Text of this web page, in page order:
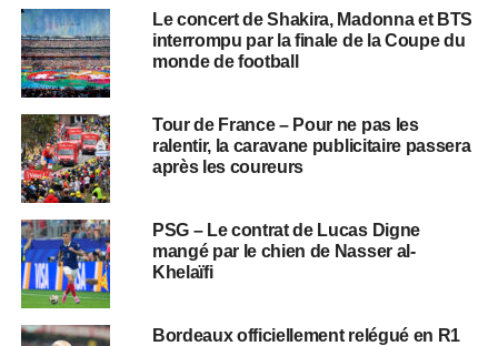
Le concert de Shakira, Madonna et BTS
interrompu par la finale de la Coupe du
monde de football
Tour de France – Pour ne pas les
ralentir, la caravane publicitaire passera
après les coureurs
PSG – Le contrat de Lucas Digne
mangé par le chien de Nasser al-
Khelaïfi
Bordeaux officiellement relégué en R1